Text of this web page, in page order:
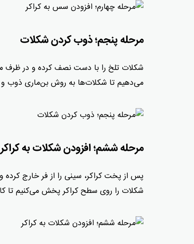
مرحله پنجم؛ ذوب کردن شکلات
شکلات تلخ را با دست نصف کرده و در ظرف
می‌دهیم تا شکلات‌ها به روش بن‌ماری ذوب
مرحله ششم؛ افزودن شکلات به کراکر
پس از پخت کراکر، سینی را از فر خارج
شکلات را روی سطح کراکر پخش می‌کنیم تا